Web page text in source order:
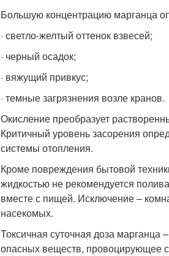
Большую концентрацию марганца
· светло-желтый оттенок взвесей;
· черный осадок;
· вяжущий привкус;
· темные загрязнения возле кранов.
Окисление преобразует
Критичный уровень засорения
системы отопления.
Кроме повреждения бытовой
жидкостью не рекомендуется
вместе с пищей. Исключение –
насекомых.
Токсичная суточная доза
опасных веществ, провоцирующее